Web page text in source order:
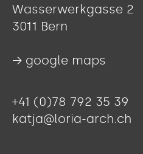
Wasserwerkgasse 2
3011 Bern
→ google maps
+41 (0)78 792 35 39
katja@loria-arch.ch